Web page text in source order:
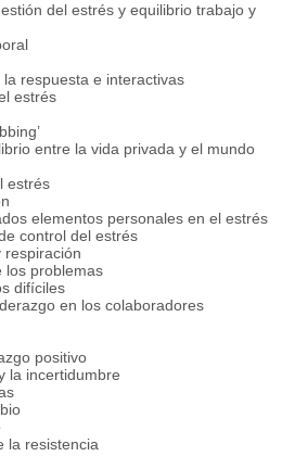
del estrés y equilibrio trabajo y
respuesta e interactivas
estrés
entre la vida privada y el mundo
estrés
elementos personales en el estrés
control del estrés
respiración
los problemas
difíciles
en los colaboradores
positivo
la incertidumbre
la resistencia